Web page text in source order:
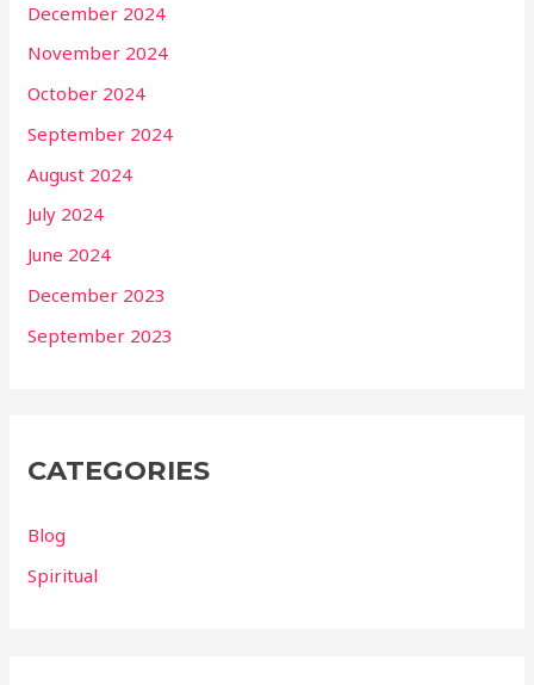
December 2024
November 2024
October 2024
September 2024
August 2024
July 2024
June 2024
December 2023
September 2023
CATEGORIES
Blog
Spiritual